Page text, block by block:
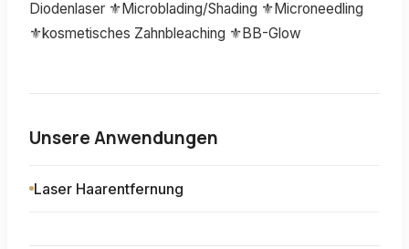
Diodenlaser ⚜️Microblading/Shading ⚜️Microneedling
⚜️kosmetisches Zahnbleaching ⚜️BB-Glow
Unsere Anwendungen
Laser Haarentfernung